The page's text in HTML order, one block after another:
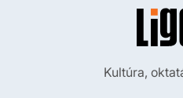
Kultúra,